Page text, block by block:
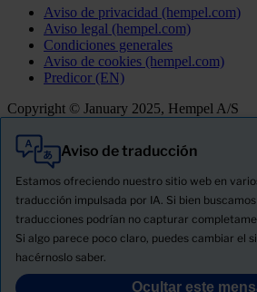
Aviso de privacidad (hempel.com)
Aviso legal (hempel.com)
Condiciones generales
Aviso de cookies (hempel.com)
Predicor (EN)
Copyright © January 2025, Hempel A/S
Aviso de traducción
Estamos ofreciendo nuestro sitio web en
traducción impulsada por IA. Si bien
traducciones podrían no capturar
Si algo parece poco claro, puedes cambiar el
hacérnoslo saber.
Ocultar este
Todo
Productos
Descargue la ficha de seguridad del
PRODUCT NAME